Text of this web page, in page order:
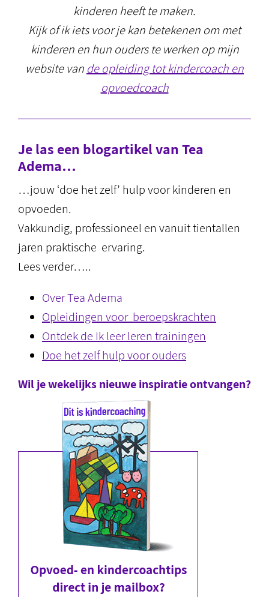
kinderen heeft te maken.
Kijk of ik iets voor je kan betekenen om met
kinderen en hun ouders te werken op mijn
website van de opleiding tot kindercoach en
opvoedcoach
Je las een blogartikel van Tea
Adema…
…jouw ‘doe het zelf’ hulp voor kinderen en
opvoeden.
Vakkundig, professioneel en vanuit tientallen
jaren praktische ervaring.
Lees verder…..
Over Tea Adema
Opleidingen voor beroepskrachten
Ontdek de Ik leer leren trainingen
Doe het zelf hulp voor ouders
Wil je wekelijks nieuwe inspiratie ontvangen?